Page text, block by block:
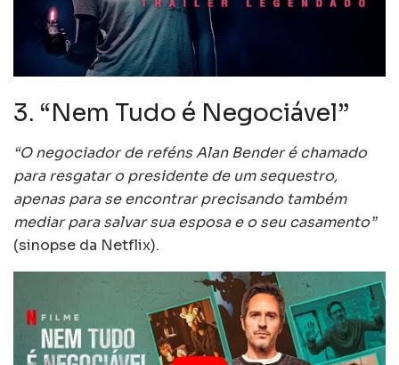
3. “Nem Tudo é Negociável”
“O negociador de reféns Alan Bender é chamado
para resgatar o presidente de um sequestro,
apenas para se encontrar precisando também
mediar para salvar sua esposa e o seu casamento”
(sinopse da Netflix).